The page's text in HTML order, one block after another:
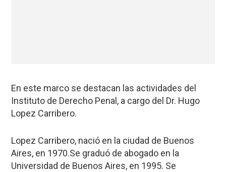
En este marco se destacan las actividades del
Instituto de Derecho Penal, a cargo del Dr. Hugo
Lopez Carribero.
Lopez Carribero, nació en la ciudad de Buenos
Aires, en 1970.Se graduó de abogado en la
Universidad de Buenos Aires, en 1995. Se